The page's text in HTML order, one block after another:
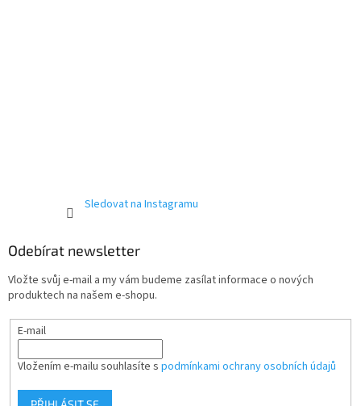
Sledovat na Instagramu
Odebírat newsletter
Vložte svůj e-mail a my vám budeme zasílat informace o nových
produktech na našem e-shopu.
E-mail
Vložením e-mailu souhlasíte s podmínkami ochrany osobních údajů